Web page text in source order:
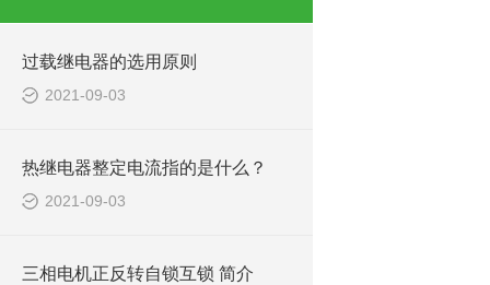
过载继电器的选用原则
2021-09-03
热继电器整定电流指的是什么？
2021-09-03
三相电机正反转自锁互锁 简介